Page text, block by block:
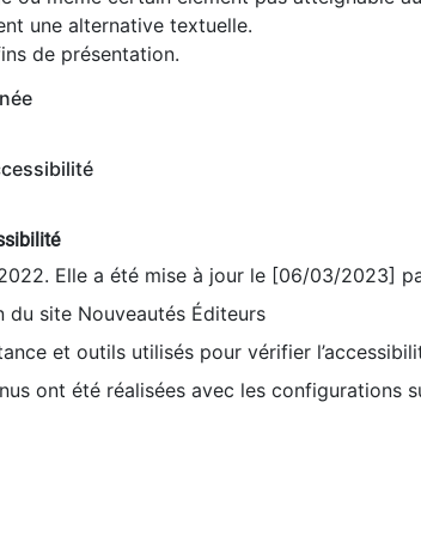
une alternative textuelle.
de présentation.
Elle a été mise à jour le [06/03/2023]
du site Nouveautés Éditeurs
et outils utilisés pour vérifier
ont été réalisées avec les configurations